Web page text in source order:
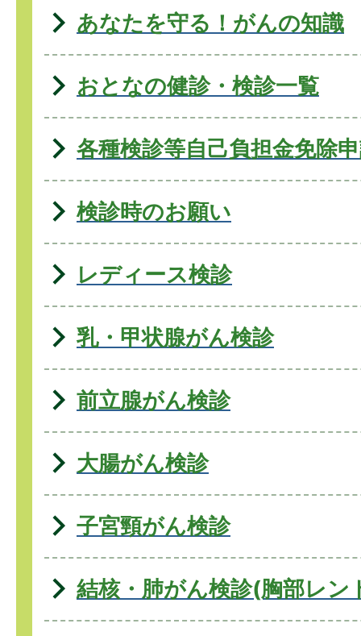
あなたを守る！がんの知識
おとなの健診・検診一覧
各種検診等自己負担金免除
検診時のお願い
レディース検診
乳・甲状腺がん検診
前立腺がん検診
大腸がん検診
子宮頸がん検診
結核・肺がん検診(胸部レン